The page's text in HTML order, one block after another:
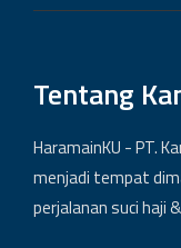
Tentang
HaramainKU - PT.
menjadi tempat
perjalanan suci haji